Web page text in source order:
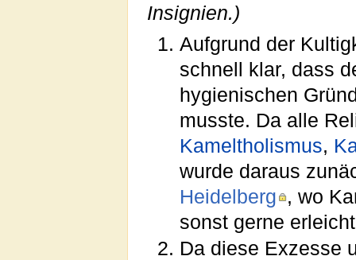
Insignien.)
Aufgrund der
schnell klar, dass
hygienischen
musste. Da alle
Kameltholismus,
wurde daraus
Heidelberg , wo
sonst gerne
Da diese Exzesse